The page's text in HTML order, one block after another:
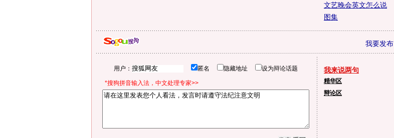
文艺晚会英文怎么说
图集
我要发布
用户： 匿名 隐藏地址 设为辩论话题
*搜狗拼音输入法，中文处理专家>>
我来说两句
精华区
辩论区